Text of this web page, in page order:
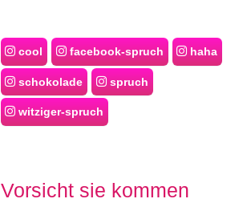
cool facebook-spruch haha
schokolade spruch
witziger-spruch
Vorsicht sie kommen